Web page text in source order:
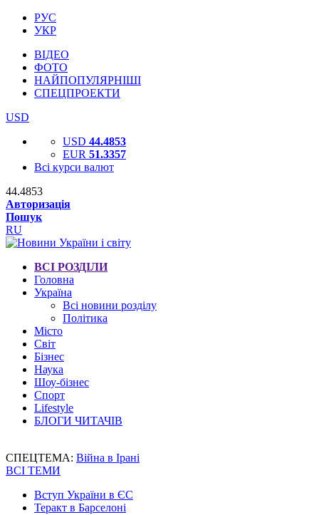
РУС
УКР
ВІДЕО
ФОТО
НАЙПОПУЛЯРНІШІ
СПЕЦПРОЕКТИ
USD
USD 44.4853
EUR 51.3357
Всі курси валют
44.4853
Авторизація
Пошук
RU
ВСІ РОЗДІЛИ
Головна
Україна
Всі новини розділу
Політика
Місто
Світ
Бізнес
Наука
Шоу-бізнес
Спорт
Lifestyle
БЛОГИ ЧИТАЧІВ
СПЕЦТЕМА: Війна в Ірані
ВСІ ТЕМИ
Вступ України в ЄС
Теракт в Барселоні